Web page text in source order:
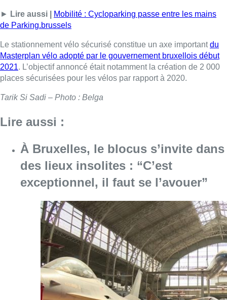
► Lire aussi |
Mobilité : Cycloparking passe entre les mains
de Parking.brussels
Le stationnement vélo sécurisé constitue un axe importantdu
Masterplan vélo adopté par le gouvernement bruxellois début
2021. L’objectif annoncé était notamment la création de 2 000
places sécurisées pour les vélos par rapport à 2020.
Tarik Si Sadi – Photo : Belga
Lire aussi :
À Bruxelles, le blocus s’invite dans
des lieux insolites : “C’est
exceptionnel, il faut se l’avouer”